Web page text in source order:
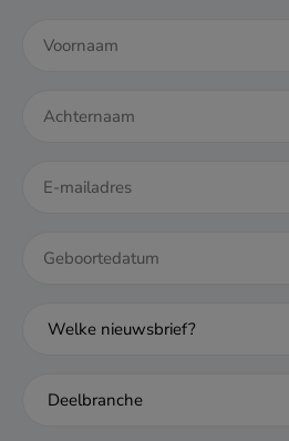
Hoe gastvrij ben jij?
DD
MM